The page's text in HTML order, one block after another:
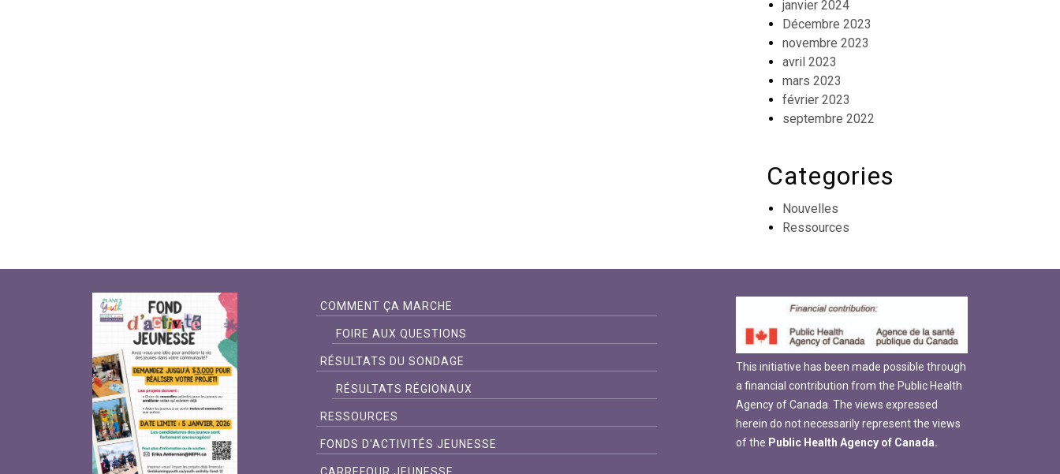
janvier 2024
Décembre 2023
novembre 2023
avril 2023
mars 2023
février 2023
septembre 2022
Categories
Nouvelles
Ressources
COMMENT ÇA MARCHE
FOIRE AUX QUESTIONS
RÉSULTATS DU SONDAGE
RÉSULTATS RÉGIONAUX
RESSOURCES
FONDS D'ACTIVITÉS JEUNESSE
This initiative has been made possible through
a financial contribution from the Public Health
Agency of Canada. The views expressed
herein do not necessarily represent the views
of the Public Health Agency of Canada.